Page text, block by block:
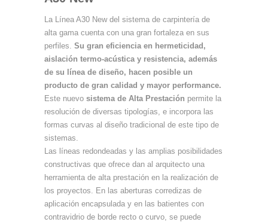
La Línea A30 New del sistema de carpintería de
alta gama cuenta con una gran fortaleza en sus
perfiles. Su gran eficiencia en hermeticidad,
aislación termo-acústica y resistencia, además
de su línea de diseño, hacen posible un
producto de gran calidad y mayor performance.
Este nuevo sistema de Alta Prestación permite la
resolución de diversas tipologías, e incorpora las
formas curvas al diseño tradicional de este tipo de
sistemas.
Las líneas redondeadas y las amplias posibilidades
constructivas que ofrece dan al arquitecto una
herramienta de alta prestación en la realización de
los proyectos. En las aberturas corredizas de
aplicación encapsulada y en las batientes con
contravidrio de borde recto o curvo, se puede